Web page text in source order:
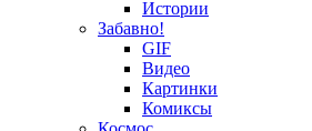
Истории
Забавно!
GIF
Видео
Картинки
Комиксы